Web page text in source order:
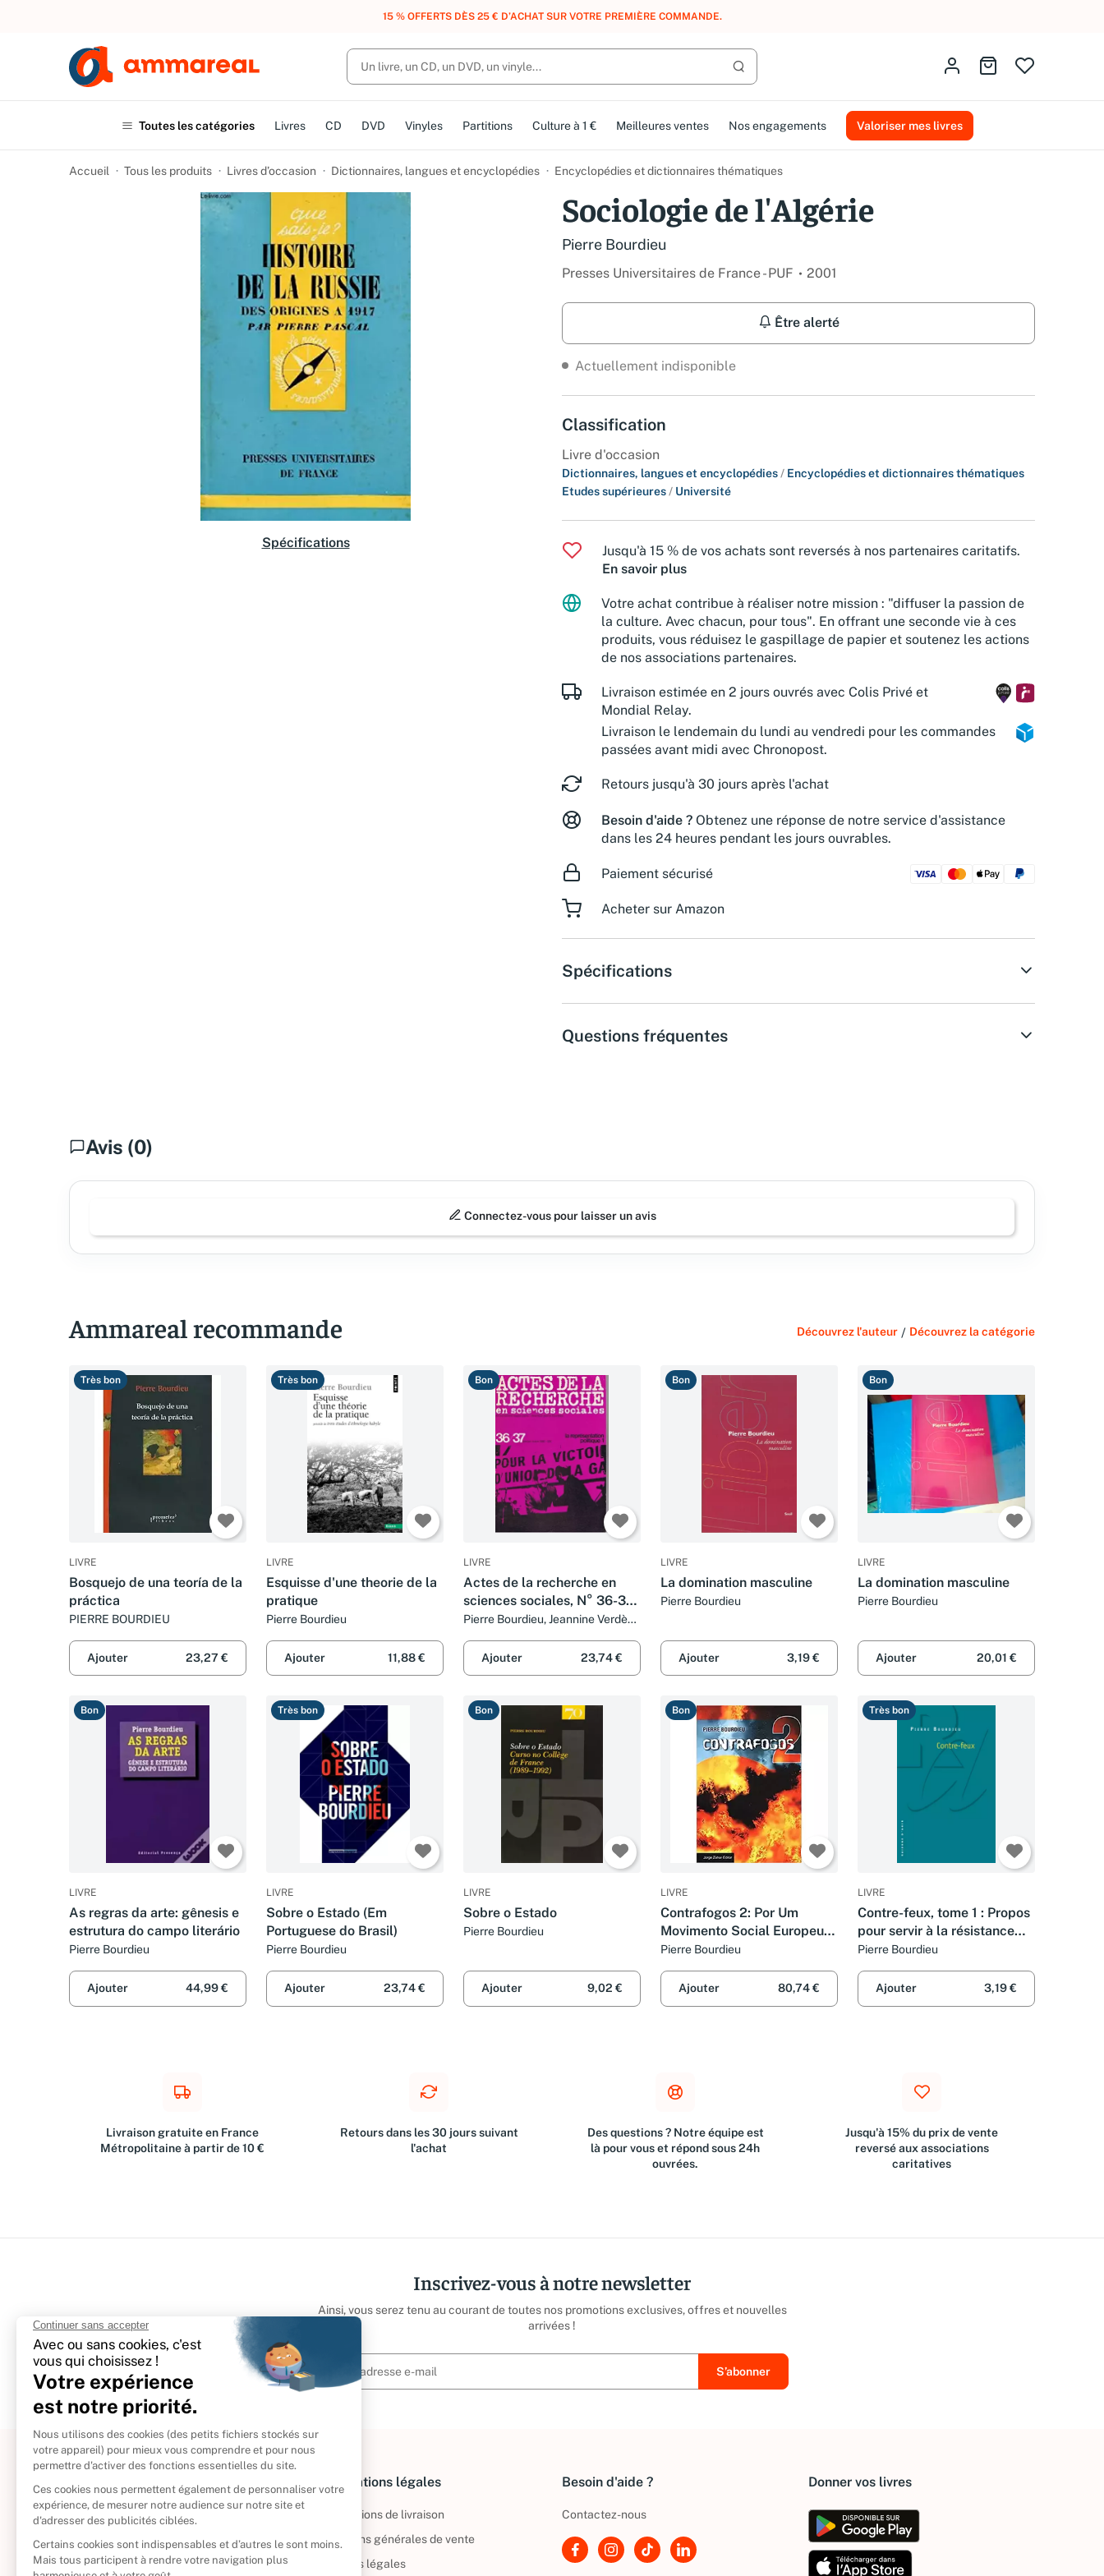
UN ACHAT, DES POINTS, DES RÉCOMPENSES :REJOIGNEZ GRATUITEMENT LE CLUB AMMAREAL.
Lancer la recherche
Identifiez-vousAller au panier
Toutes les catégories Livres CD DVD Vinyles Partitions Culture à 1 € Meilleures ventes Nos engagements Valoriser mes livres
Accueil Tous les produits Livres d’occasion Dictionnaires, langues et encyclopédies Encyclopédies et dictionnaires thématiques
Spécifications
Sociologie de l'Algérie
Pierre Bourdieu
Presses Universitaires de France - PUF 2001
Être alerté
Actuellement indisponible
Classification
Livre d'occasion
Dictionnaires, langues et encyclopédies / Encyclopédies et dictionnaires thématiques
Etudes supérieures / Université
Jusqu'à 15 % de vos achats sont reversés à nos partenaires caritatifs.
En savoir plus
Votre achat contribue à réaliser notre mission : "diffuser la passion de
la culture. Avec chacun, pour tous". En offrant une seconde vie à ces
produits, vous réduisez le gaspillage de papier et soutenez les actions
de nos associations partenaires.
Livraison estimée en 2 jours ouvrés avec Colis Privé et
Mondial Relay.
Livraison le lendemain du lundi au vendredi pour les commandes
passées avant midi avec Chronopost.
Retours jusqu'à 30 jours après l'achat
Besoin d'aide ? Obtenez une réponse de notre service d'assistance
dans les 24 heures pendant les jours ouvrables.
Paiement sécurisé
Acheter sur Amazon
Spécifications
Questions fréquentes
Avis (0)
Connectez-vous pour laisser un avis
Ammareal recommande Découvrez l'auteur / Découvrez la catégorie
Très bon
LIVRE
Bosquejo de una teoría de la
práctica
PIERRE BOURDIEU
Ajouter 23,27 €
Très bon
LIVRE
Esquisse d'une theorie de la
pratique
Pierre Bourdieu
Ajouter 11,88 €
Bon
LIVRE
Actes de la recherche en
sciences sociales, N° 36-37,
février-mars 1981, La
représentation politique - 1
Pierre Bourdieu, Jeannine Verdès-
Ajouter
23,74 €
Bon
LIVRE
La domination masculine
Pierre Bourdieu
Ajouter 3,19 €
Bon
LIVRE
La domination masculine
Pierre Bourdieu
Ajouter 20,01 €
Bon
LIVRE
As regras da arte: gênesis e
estrutura do campo literário
Pierre Bourdieu
Ajouter 44,99 €
Très bon
LIVRE
Sobre o Estado (Em
Portuguese do Brasil)
Pierre Bourdieu
Ajouter 23,74 €
Bon
LIVRE
Sobre o Estado
Pierre Bourdieu
Ajouter 9,02 €
Bon
LIVRE
Contrafogos 2: Por Um
Movimento Social Europeu
(Em Portugues do Brasil)
Pierre Bourdieu
Ajouter 80,74 €
Très bon
LIVRE
Contre-feux, tome 1 : Propos
pour servir à la résistance
contre l'invasion Néo-libérale
Pierre Bourdieu
Ajouter 3,19 €
Livraison gratuite en France
Métropolitaine à partir de 10 €
Retours dans les 30 jours suivant
l'achat
Des questions ? Notre équipe est
là pour vous et répond sous 24h
ouvrées.
Jusqu'à 15% du prix de vente
reversé aux associations
caritatives
Inscrivez-vous à notre newsletter
Ainsi, vous serez tenu au courant de toutes nos promotions exclusives, offres et nouvelles
arrivées !
À propos
Politique de retour
Reprendre vos livres
Qui sommes-nous ?
Informations légales
Informations de livraison
Conditions générales de vente
Mentions légales
Besoin d'aide ?
Contactez-nous
Donner vos livres